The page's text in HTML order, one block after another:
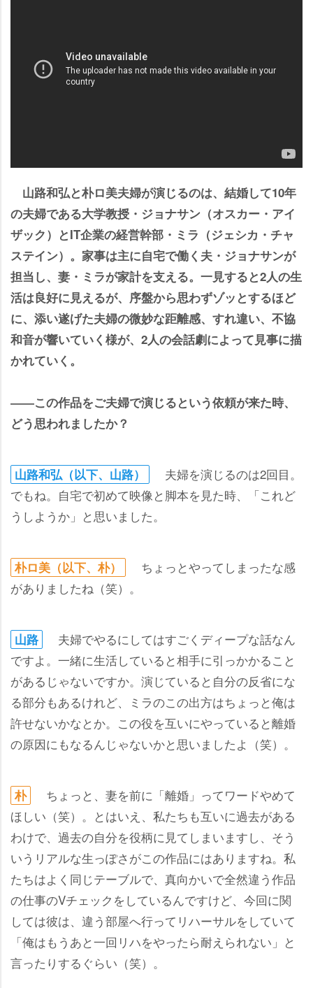
山路和弘と朴ロ美夫婦が演じるのは、結婚して10年
の夫婦である大学教授・ジョナサン（オスカー・アイ
ザック）とIT企業の経営幹部・ミラ（ジェシカ・チャ
ステイン）。家事は主に自宅で働く夫・ジョナサンが
担当し、妻・ミラが家計を支える。一見すると2人の生
活は良好に見えるが、序盤から思わずゾッとするほど
に、添い遂げた夫婦の微妙な距離感、すれ違い、不協
和音が響いていく様が、2人の会話劇によって見事に描
かれていく。
――この作品をご夫婦で演じるという依頼が来た時、
どう思われましたか？
山路和弘（以下、山路）
夫婦を演じるのは2回目。
でもね。自宅で初めて映像と脚本を見た時、「これど
うしようか」と思いました。
朴ロ美（以下、朴）
ちょっとやってしまったな感
がありましたね（笑）。
山路
夫婦でやるにしてはすごくディープな話なん
ですよ。一緒に生活していると相手に引っかかること
があるじゃないですか。演じていると自分の反省にな
る部分もあるけれど、ミラのこの出方はちょっと俺は
許せないかなとか。この役を互いにやっていると離婚
の原因にもなるんじゃないかと思いましたよ（笑）。
朴
ちょっと、妻を前に「離婚」ってワードやめて
ほしい（笑）。とはいえ、私たちも互いに過去がある
わけで、過去の自分を役柄に見てしまいますし、そう
いうリアルな生っぽさがこの作品にはありますね。私
たちはよく同じテーブルで、真向かいで全然違う作品
の仕事のVチェックをしているんですけど、今回に関
しては彼は、違う部屋へ行ってリハーサルをしていて
「俺はもうあと一回リハをやったら耐えられない」と
言ったりするぐらい（笑）。